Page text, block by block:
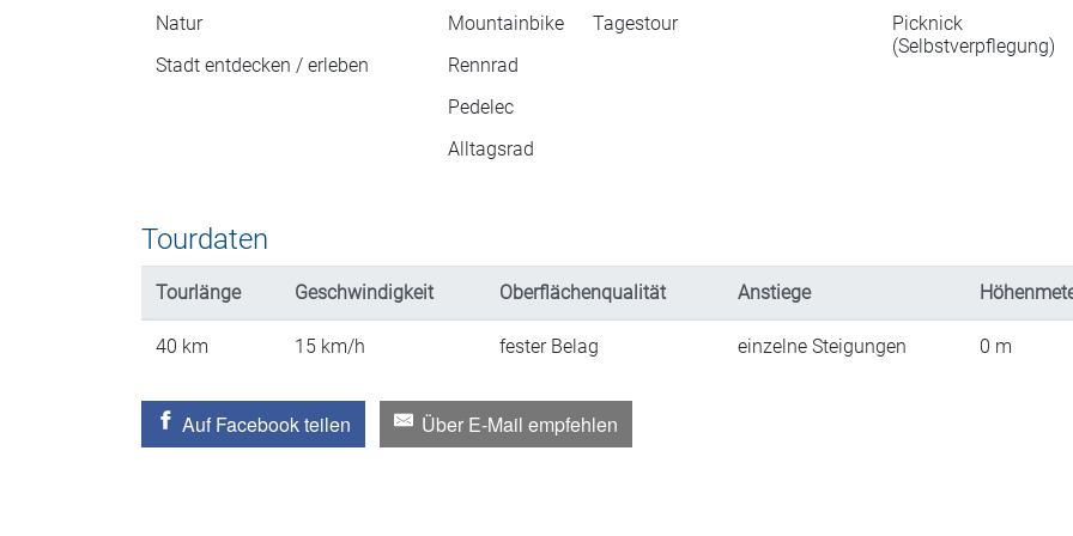
Natur
Stadt entdecken / erleben
Mountainbike
Rennrad
Pedelec
Alltagsrad
Tagestour
Picknick
(Selbstverpflegung)
Tourdaten
Tourlänge Geschwindigkeit Oberflächenqualität Anstiege
40 km 15 km/h fester Belag einzelne Steigungen 0 m
Auf Facebook teilen Über E-Mail empfehlen